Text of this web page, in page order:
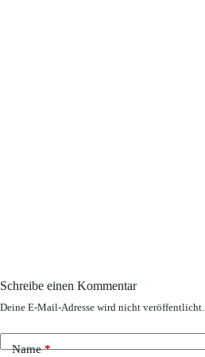
Schreibe einen Kommentar
Deine E-Mail-Adresse wird nicht veröffentlicht.
Name*